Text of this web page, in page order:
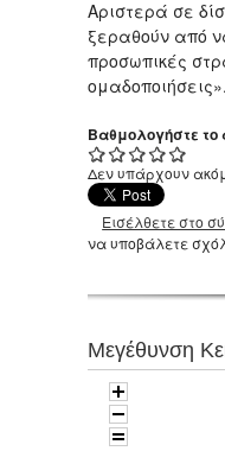
Αριστερά σε
ξεραθούν από
προσωπικές
ομαδοποιήσεις».
Βαθμολογήστε το
Δεν υπάρχουν
Εισέλθετε στο
να υποβάλετε
Μεγέθυνση